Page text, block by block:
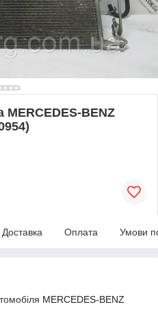
MERCEDES-BENZ
Доставка Оплата Умови
MERCEDES-BENZ